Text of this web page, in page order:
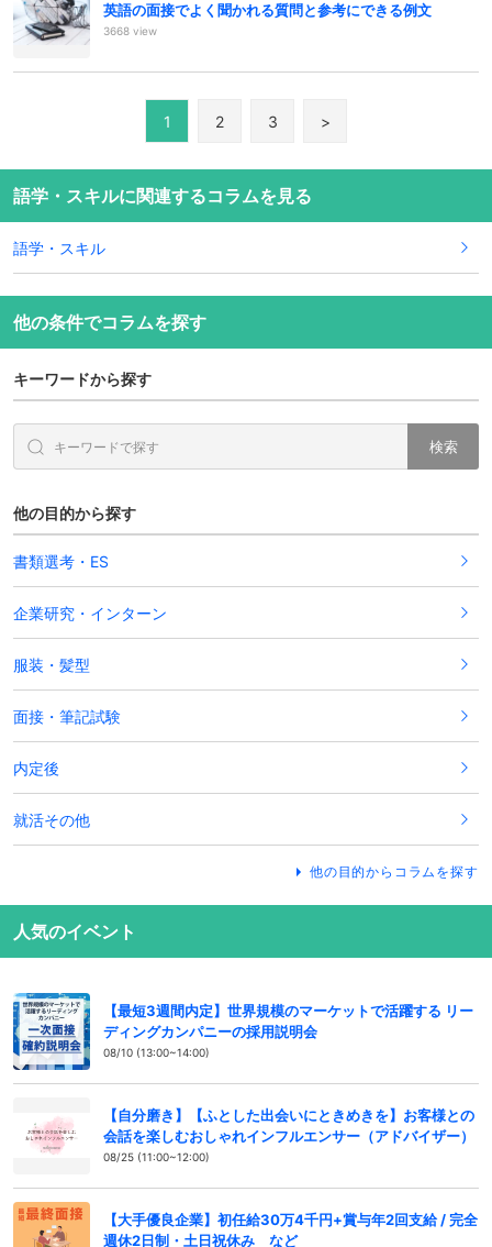
英語の面接でよく聞かれる質問と参考にできる例文
3668 view
1 2 3 >
語学・スキルに関連するコラムを見る
語学・スキル
他の条件でコラムを探す
キーワードから探す
検索
他の目的から探す
書類選考・ES
企業研究・インターン
服装・髪型
面接・筆記試験
内定後
就活その他
他の目的からコラムを探す
人気のイベント
【最短3週間内定】世界規模のマーケットで活躍する リー
ディングカンパニーの採用説明会
08/10 (13:00~14:00)
【自分磨き】【ふとした出会いにときめきを】お客様との
会話を楽しむおしゃれインフルエンサー（アドバイザー）
08/25 (11:00~12:00)
【大手優良企業】初任給30万4千円+賞与年2回支給 / 完全
週休2日制・土日祝休み など